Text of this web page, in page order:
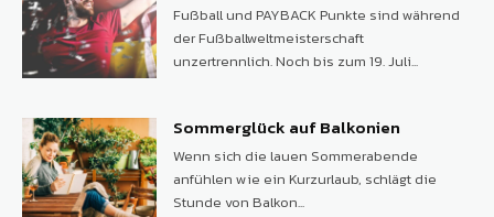
Fußball und PAYBACK Punkte sind während
der Fußballweltmeisterschaft
unzertrennlich. Noch bis zum 19. Juli...
Sommerglück auf Balkonien
Wenn sich die lauen Sommerabende
anfühlen wie ein Kurzurlaub, schlägt die
Stunde von Balkon...